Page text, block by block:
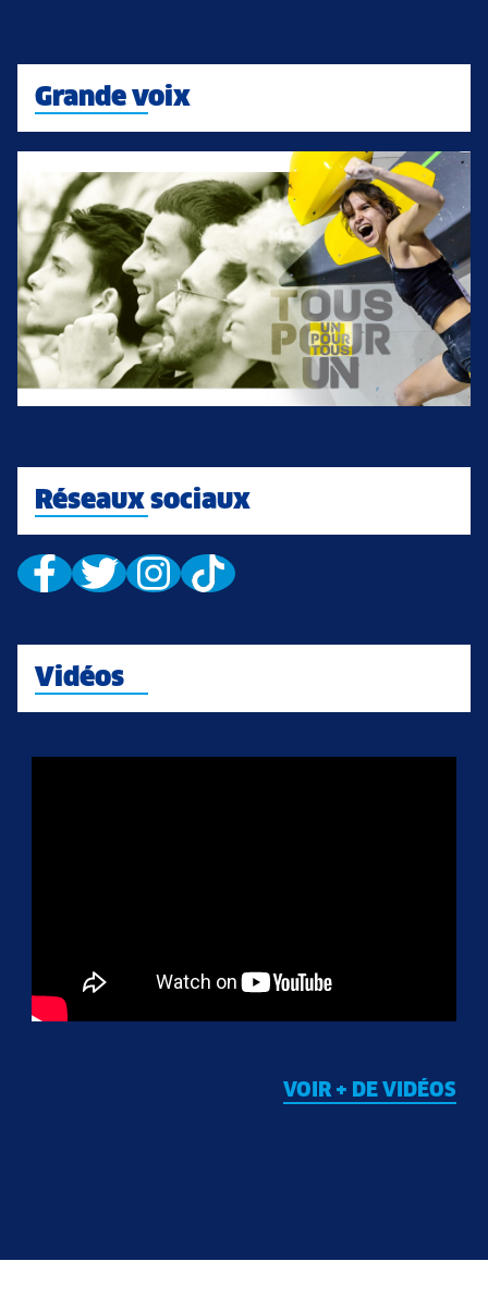
Grande voix
Réseaux sociaux
Vidéos
VOIR + DE VIDÉOS